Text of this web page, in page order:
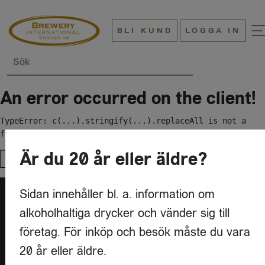
BLI KUND LOGGA IN
Sök
An error occurred on the client!
TypeError: c(...).stringify(...).replaceAll is not a
function
Try again
KONTAKT
Är du 20 år eller äldre?
Sidan innehåller bl. a. information om
alkoholhaltiga drycker och vänder sig till
företag. För inköp och besök måste du vara
20 år eller äldre.